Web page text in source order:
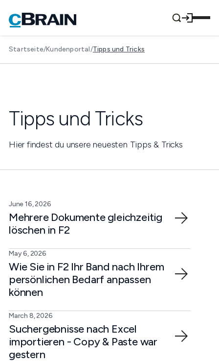
Startseite/Kundenportal/Tipps und Tricks
Tipps und Tricks
Hier findest du unsere neuesten Tipps & Tricks
June 16, 2026
Mehrere Dokumente gleichzeitig
löschen in F2
May 6, 2026
Wie Sie in F2 Ihr Band nach Ihrem
persönlichen Bedarf anpassen
können
March 8, 2026
Suchergebnisse nach Excel
importieren - Copy & Paste war
gestern